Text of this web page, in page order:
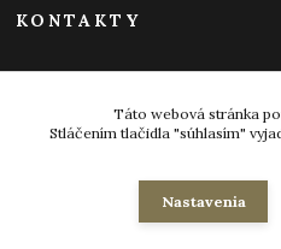
KONTAKTY
Táto webová stránka
Stláčením tlačidla "súhlasím"
Nastavenia